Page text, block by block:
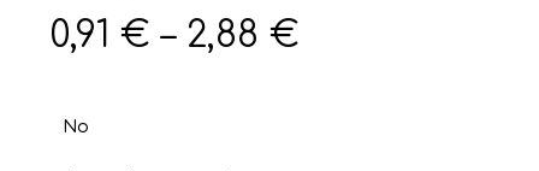
0,91 € – 2,88 €Price
No